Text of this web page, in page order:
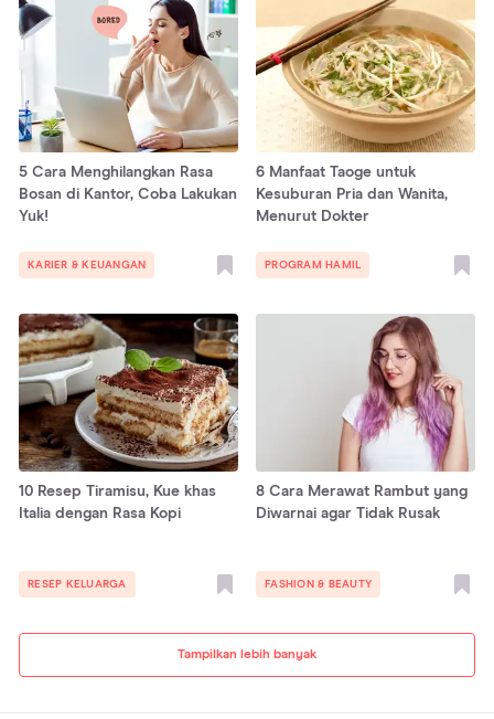
Tampilkan lebih banyak
5 Cara Menghilangkan Rasa
Bosan di Kantor, Coba Lakukan
Yuk!
KARIER & KEUANGAN
6 Manfaat Taoge untuk
Kesuburan Pria dan Wanita,
Menurut Dokter
PROGRAM HAMIL
10 Resep Tiramisu, Kue khas
Italia dengan Rasa Kopi
RESEP KELUARGA
8 Cara Merawat Rambut yang
Diwarnai agar Tidak Rusak
FASHION & BEAUTY